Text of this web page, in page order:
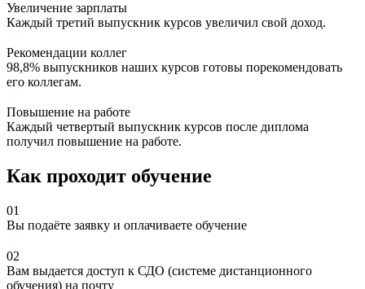
Увеличение зарплаты
Каждый третий выпускник курсов увеличил свой доход.
Рекомендации коллег
98,8% выпускников наших курсов готовы порекомендовать
его коллегам.
Повышение на работе
Каждый четвертый выпускник курсов после диплома
получил повышение на работе.
Как проходит обучение
01
Вы подаёте заявку и оплачиваете обучение
02
Вам выдается доступ к СДО (системе дистанционного
обучения) на почту